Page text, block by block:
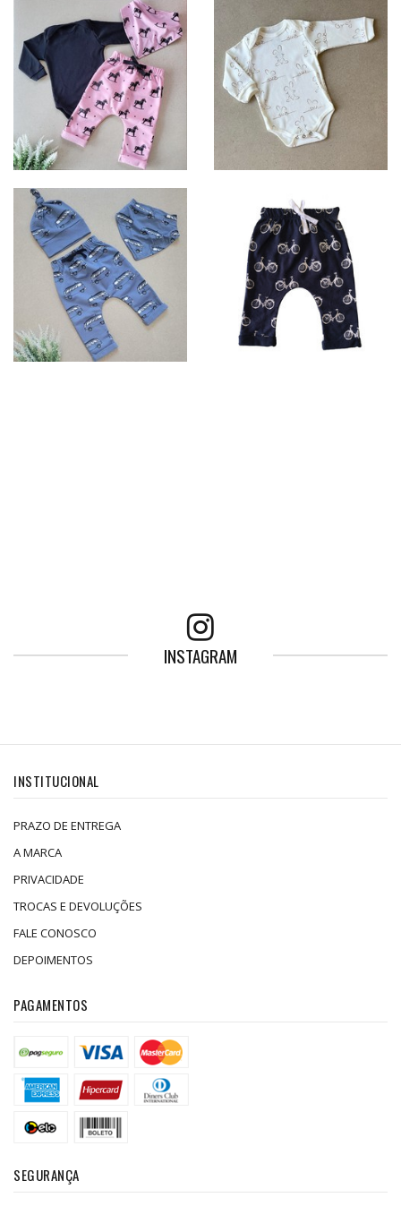
INSTAGRAM
INSTITUCIONAL
PRAZO DE ENTREGA
A MARCA
PRIVACIDADE
TROCAS E DEVOLUÇÕES
FALE CONOSCO
DEPOIMENTOS
PAGAMENTOS
SEGURANÇA